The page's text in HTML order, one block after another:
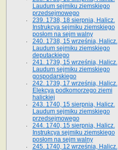
Laudum sejmiku ziemskiego
przedsejmowego
239. 1738, 18 sierpnia, Halicz.
Instrukcya sejmiku ziemskiego
posłom na sejm walny
240. 1738, 15 września, Halicz.
Laudum sejmiku ziemskiego
deputackiego
241. 1739, 15 września, Halicz.
Laudum sejmiku ziemskiego
gospodarskiego
242. 1739, 17 września, Halicz.
Elekcya podkomorzego ziemi
halickiej
243. 1740, 15 sierpnia, Halicz.
Laudum sejmiku ziemskiego
przedsejmowego
244. 1740, 15 sierpnia, Halicz.
Instrukcya sejmiku ziemskiego
posłom na sejm walny
245. 1740, 12 września, Halicz.